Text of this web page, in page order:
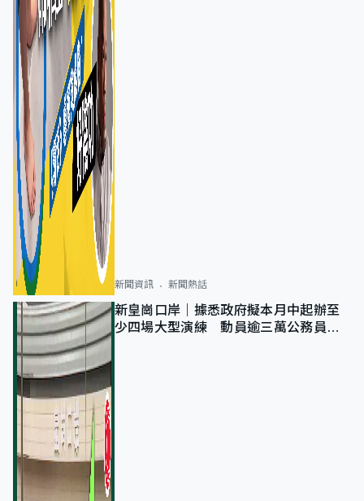
新聞資訊 新聞熱話
新皇崗口岸｜據悉政府擬本月中起辦至
少四場大型演練 動員逾三萬公務員人